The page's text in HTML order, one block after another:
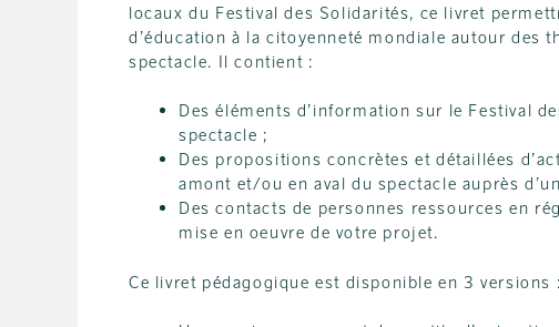
locaux du Festival des Solidarités, ce livret
d’éducation à la citoyenneté mondiale autour des
spectacle. Il contient :
Des éléments d’information sur le Festival
spectacle ;
Des propositions concrètes et détaillées
amont et/ou en aval du spectacle auprès
Des contacts de personnes ressources en
mise en oeuvre de votre projet.
Ce livret pédagogique est disponible en 3 versions :